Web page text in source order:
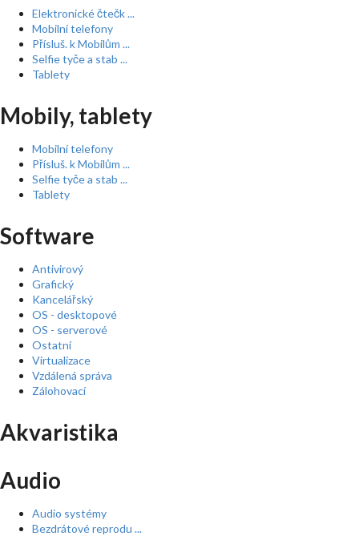
Elektronické čtečk ...
Mobilní telefony
Přísluš. k Mobilům ...
Selfie tyče a stab ...
Tablety
Mobily, tablety
Mobilní telefony
Přísluš. k Mobilům ...
Selfie tyče a stab ...
Tablety
Software
Antivirový
Grafický
Kancelářský
OS - desktopové
OS - serverové
Ostatní
Virtualizace
Vzdálená správa
Zálohovací
Akvaristika
Audio
Audio systémy
Bezdrátové reprodu ...